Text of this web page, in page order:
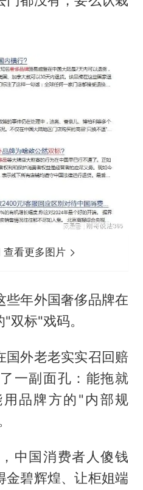
查看更多图片
些年外国奢侈品牌在
双标"戏码。
国外老老实实召回赔
一副面孔：能拖就
品牌方的"内部规
中国消费者人傻钱
金碧辉煌、让柜姐端